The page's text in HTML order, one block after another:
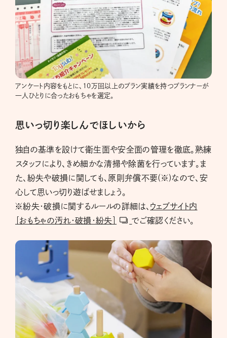
アンケート内容をもとに、10万回以上のプラン実績を持つプランナーが
一人ひとりに合ったおもちゃを選定。
思いっ切り楽しんでほしいから
独自の基準を設けて衛生面や安全面の管理を徹底。熟練
スタッフにより、きめ細かな清掃や除菌を行っています。ま
た、紛失や破損に関しても、原則弁償不要(※)なので、安
心して思いっ切り遊ばせましょう。
※紛失・破損に関するルールの詳細は、 ウェブサイト内
［おもちゃの汚れ・破損・紛失］
でご確認ください。